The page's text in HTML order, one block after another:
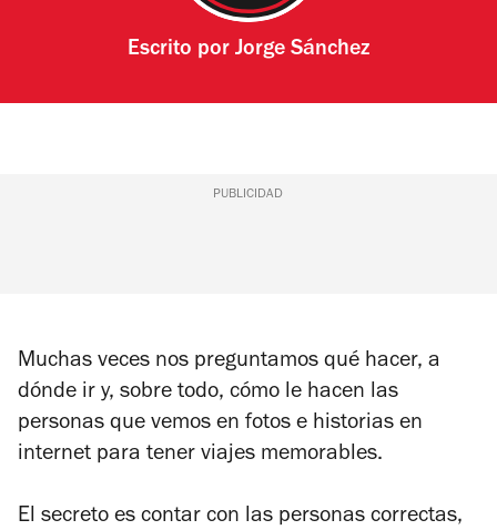
Escrito por Jorge Sánchez
PUBLICIDAD
Muchas veces nos preguntamos qué hacer, a
dónde ir y, sobre todo, cómo le hacen las
personas que vemos en fotos e historias en
internet para tener viajes memorables.
El secreto es contar con las personas correctas,